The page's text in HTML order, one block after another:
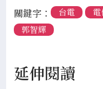
關鍵字： 台電
郭智輝
延伸閱讀